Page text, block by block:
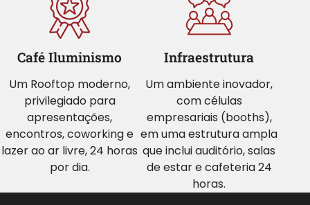
Café Iluminismo
Um Rooftop moderno,
privilegiado para
apresentações,
encontros, coworking e
lazer ao ar livre, 24 horas
por dia.
Infraestrutura
Um ambiente inovador,
com células
empresariais (booths),
em uma estrutura ampla
que inclui auditório, salas
de estar e cafeteria 24
horas.